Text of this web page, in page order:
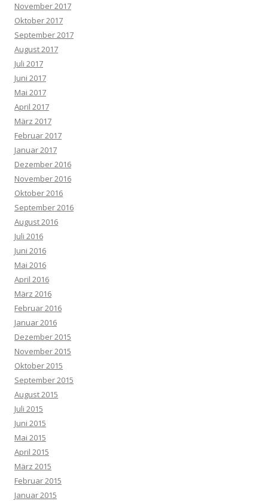
November 2017
Oktober 2017
September 2017
August 2017
Juli 2017
Juni 2017
Mai 2017
April 2017
März 2017
Februar 2017
Januar 2017
Dezember 2016
November 2016
Oktober 2016
September 2016
August 2016
Juli 2016
Juni 2016
Mai 2016
April 2016
März 2016
Februar 2016
Januar 2016
Dezember 2015
November 2015
Oktober 2015
September 2015
August 2015
Juli 2015
Juni 2015
Mai 2015
April 2015
März 2015
Februar 2015
Januar 2015